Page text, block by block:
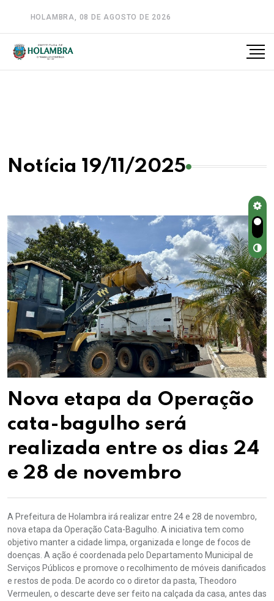
HOLAMBRA, 08 DE AGOSTO DE 2026
Notícia 19/11/2025
Nova etapa da Operação
cata-bagulho será
realizada entre os dias 24
e 28 de novembro
A Prefeitura de Holambra irá realizar entre 24 e 28 de novembro,
nova etapa da Operação Cata-Bagulho. A iniciativa tem como
objetivo manter a cidade limpa, organizada e longe de focos de
doenças. A ação é coordenada pelo Departamento Municipal de
Serviços Públicos e promove o recolhimento de móveis danificados
e restos de poda. De acordo co o diretor da pasta, Theodoro
Vermeulen, o descarte deve ser feito na calçada da casa, antes das